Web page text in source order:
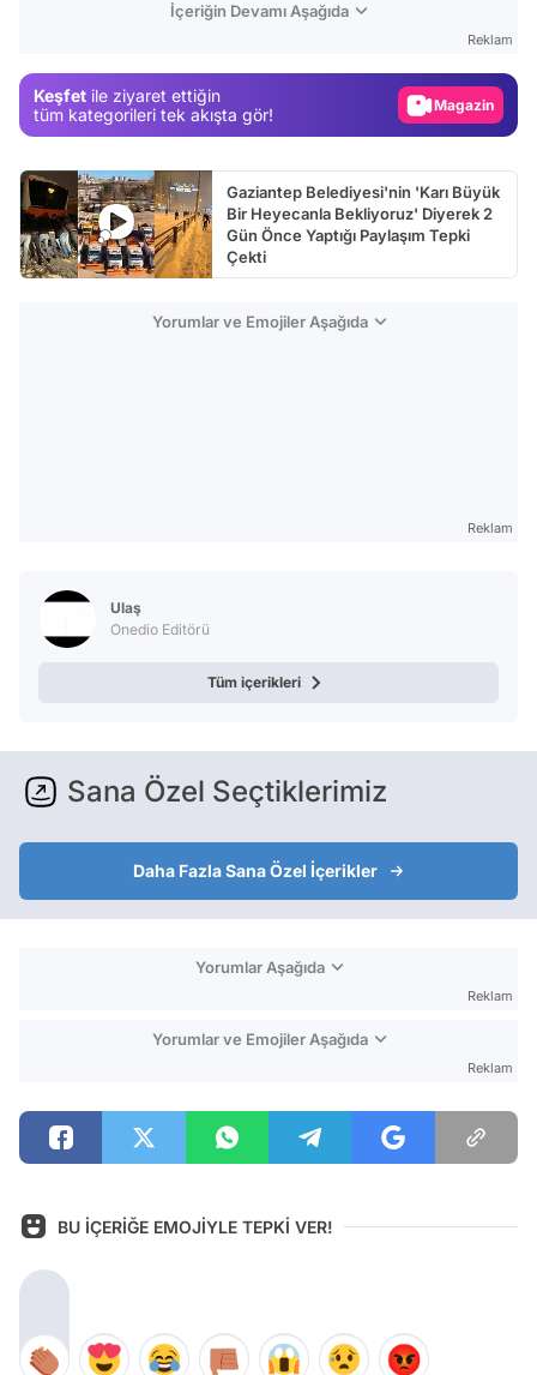
İçeriğin Devamı Aşağıda
Reklam
Keşfet ile ziyaret ettiğin
tüm kategorileri tek akışta gör!
Magazin
Test
Gaziantep Belediyesi'nin 'Karı Büyük
Bir Heyecanla Bekliyoruz' Diyerek 2
Gün Önce Yaptığı Paylaşım Tepki
Çekti
Yorumlar ve Emojiler Aşağıda
Reklam
Ulaş
Onedio Editörü
Tüm içerikleri
Sana Özel Seçtiklerimiz
Daha Fazla Sana Özel İçerikler
Yorumlar Aşağıda
Reklam
Yorumlar ve Emojiler Aşağıda
Reklam
BU İÇERİĞE EMOJİYLE TEPKİ VER!